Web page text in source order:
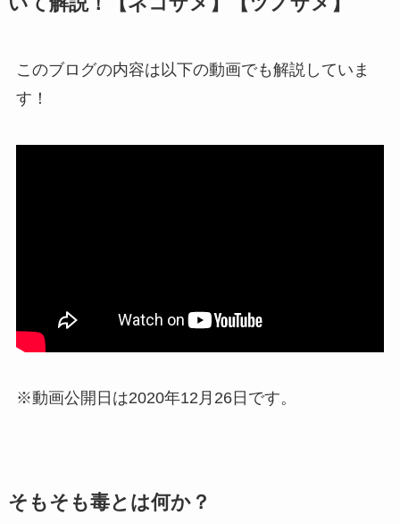
このブログの内容は以下の動画でも解説していま
す！
※動画公開日は2020年12月26日です。
そもそも毒とは何か？